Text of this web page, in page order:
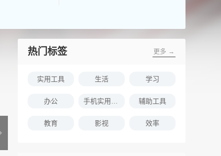
热门标签 更多 →
实用工具 生活 学习
办公 辅助工具
教育 影视 效率